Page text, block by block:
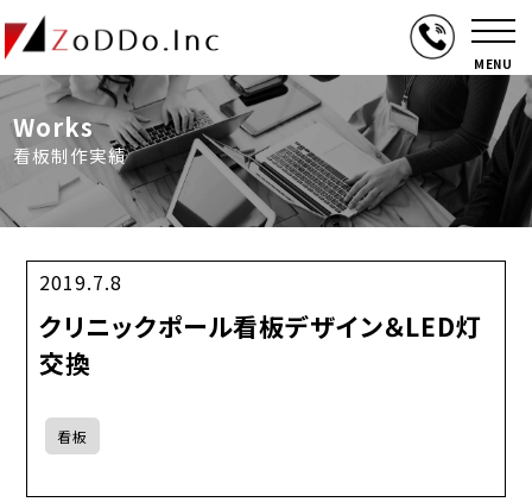
MENU
Works
看板制作実績
2019.7.8
クリニックポール看板デザイン＆LED灯
交換
看板